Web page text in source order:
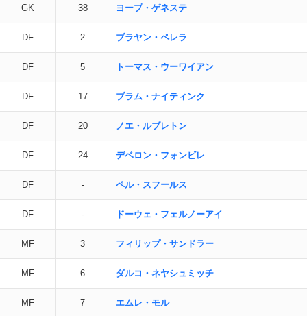
GK 38 ヨープ・ゲネステ
DF 2 ブラヤン・ペレラ
DF 5 トーマス・ウーワイアン
DF 17 ブラム・ナイティンク
DF 20 ノエ・ルブレトン
DF 24 デベロン・フォンビレ
DF - ペル・スフールス
DF - ドーウェ・フェルノーアイ
MF 3 フィリップ・サンドラー
MF 6 ダルコ・ネヤシュミッチ
MF 7 エムレ・モル